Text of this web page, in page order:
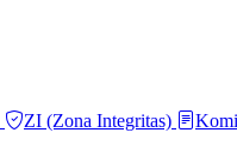
ZI (Zona Integritas)